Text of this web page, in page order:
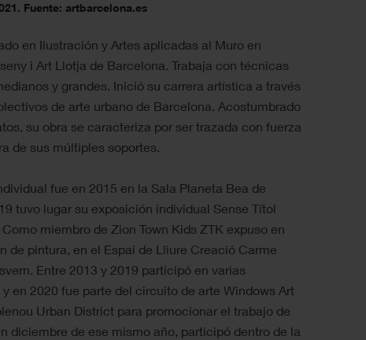
Fuente: artbarcelona.es
en Ilustración y Artes aplicadas al Muro en
i Art Llotja de Barcelona. Trabaja con técnicas
y grandes. Inició su carrera artística a través
de arte urbano de Barcelona. Acostumbrado
su obra se caracteriza por ser trazada con fuerza
de sus múltiples soportes.
fue en 2015 en la Sala Planeta Bea de
tuvo lugar su exposición individual Sense Títol
miembro de Zion Town Kids ZTK expuso en
de pintura, en el Espai de Lliure Creació Carme
Entre 2013 y 2019 participó en varias
en 2020 fue parte del circuito de arte Windows Art
Urban District para promocionar el trabajo de
diciembre de ese mismo año, participó dentro de la